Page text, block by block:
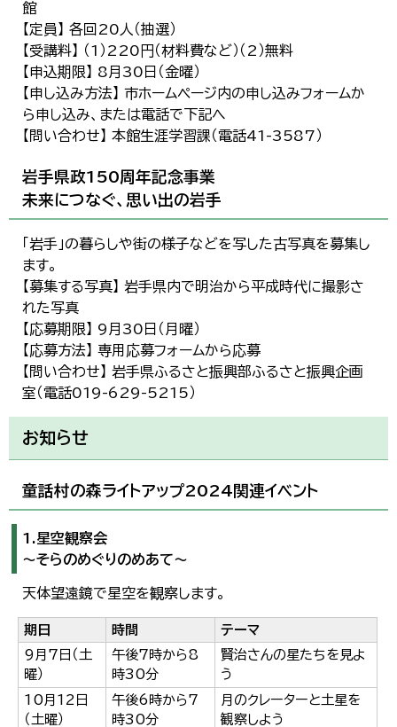
館
【定員】 各回20人（抽選）
【受講料】 （1）220円（材料費など）（2）無料
【申込期限】 8月30日（金曜）
【申し込み方法】 市ホームページ内の申し込みフォームか
ら申し込み、または電話で下記へ
【問い合わせ】 本館生涯学習課（電話41-3587）
岩手県政150周年記念事業
未来につなぐ、思い出の岩手
「岩手」の暮らしや街の様子などを写した古写真を募集し
ます。
【募集する写真】 岩手県内で明治から平成時代に撮影さ
れた写真
【応募期限】 9月30日（月曜）
【応募方法】 専用応募フォームから応募
【問い合わせ】 岩手県ふるさと振興部ふるさと振興企画
室（電話019-629-5215）
お知らせ
童話村の森ライトアップ2024関連イベント
1.星空観察会
～そらのめぐりのめあて～
天体望遠鏡で星空を観察します。
期日 時間
テーマ
9月7日（土
曜）
午後7時から8
時30分
賢治さんの星たちを見よ
う
10月12日
（土曜）
午後6時から7
時30分
月のクレーターと土星を
観察しよう